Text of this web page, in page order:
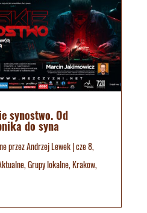
synostwo. Od
do syna
przezAndrzej Lewek|cze 8,
,Grupy lokalne,Krakow,